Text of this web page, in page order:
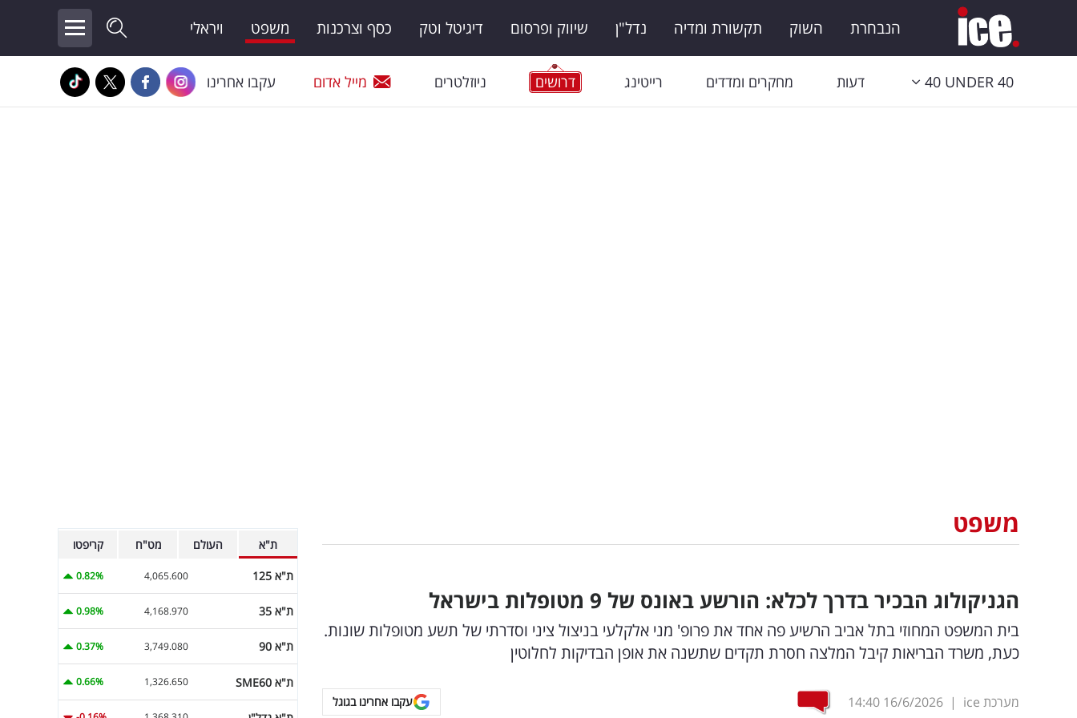
הנבחרת השוק תקשורת ומדיה נדל"ן שיווק ופרסום דיגיטל וטק כסף וצרכנות משפט ויראלי
40 UNDER 40 דעות מחקרים ומדדים רייטינג דרושים ניוזלטרים מייל אדום עקבו אחרינו
משפט
הגניקולוג הבכיר בדרך לכלא: הורשע באונס של 9 מטופלות בישראל
בית המשפט המחוזי בתל אביב הרשיע פה אחד את פרופ' מני אלקלעי בניצול ציני וסדרתי של תשע מטופלות שונות.
כעת, משרד הבריאות קיבל המלצה חסרת תקדים שתשנה את אופן הבדיקות לחלוטין
מערכת ice |
16/6/2026
14:40 עקבו אחרינו בגוגל
ת"א העולם מט"ח קריפטו
ת"א 125 4,065.600
0.82%
ת"א 35 4,168.970
0.98%
ת"א 90 3,749.080
0.37%
ת"א SME60 1,326.650
0.66%